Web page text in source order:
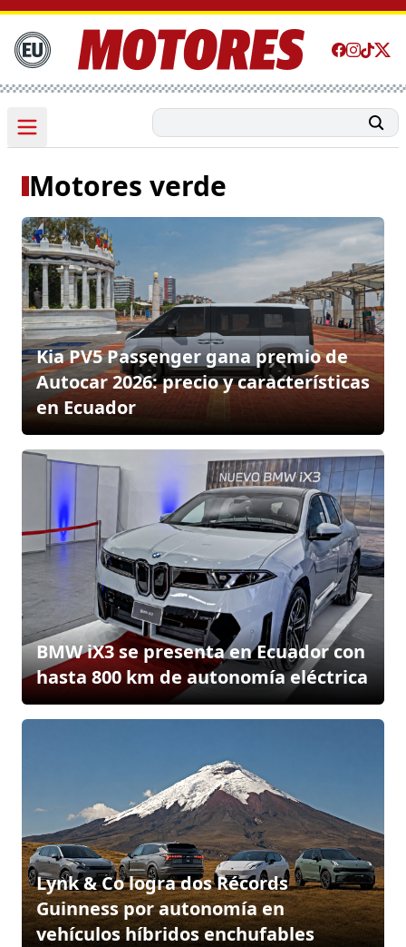
Motores verde
Kia PV5 Passenger gana premio de
Autocar 2026: precio y características
en Ecuador
BMW iX3 se presenta en Ecuador con
hasta 800 km de autonomía eléctrica
Lynk & Co logra dos Récords
Guinness por autonomía en
vehículos híbridos enchufables